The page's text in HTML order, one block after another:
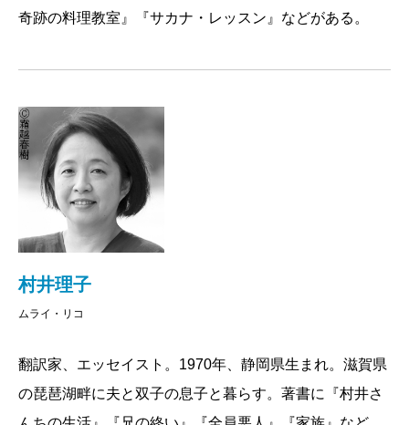
らかにしていく。そして十人全員を、とある調理場に
本書である。
キャスリーンはまず、手の洗い方、包丁の使い方と
いった料理の基本から、生徒となった女性たちに教え
ていく。料理は本来とてもシンプルな作業で、基本を
守ることで、知らず知らずのうちに技術は上がってい
プシェフや、肉の専門家などを招き、プロの仕事を見
せることで生徒たちを刺激することも忘れない。質の
ような美味しい一皿が簡単に出来上がることを徐々に
理解していく生徒たちは、それぞれが得意な一皿を見
奇跡の料理教室』『サカナ・レッスン』などがある。
村井理子
ムライ・リコ
翻訳家、エッセイスト。1970年、静岡県生まれ。滋賀県
の琵琶湖畔に夫と双子の息子と暮らす。著書に『村井さ